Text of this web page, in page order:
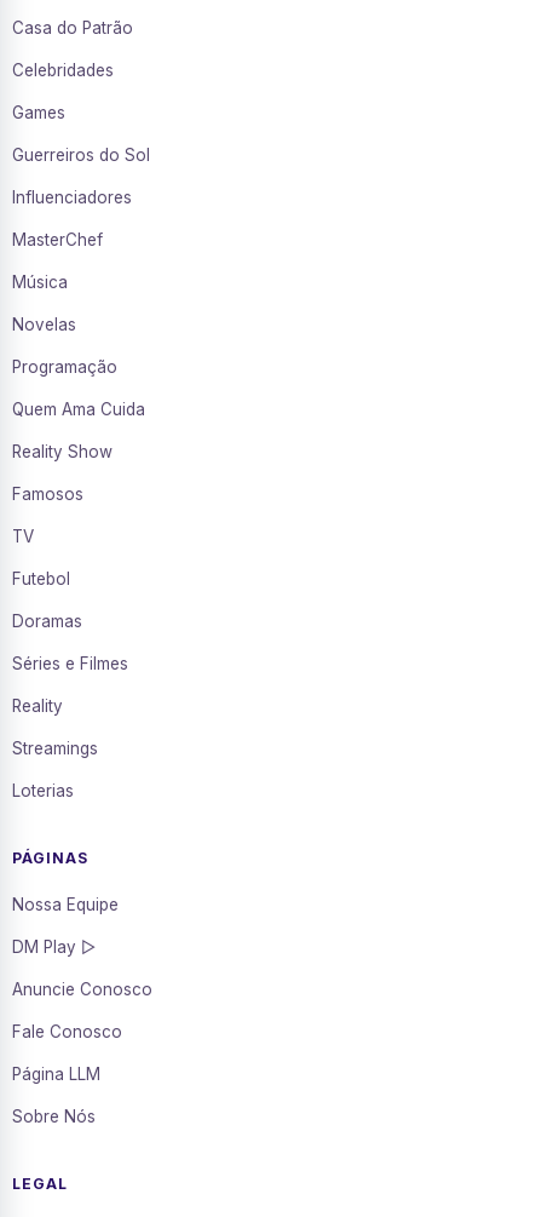
Casa do Patrão
Celebridades
Games
Guerreiros do Sol
Influenciadores
MasterChef
Música
Novelas
Programação
Quem Ama Cuida
Reality Show
Famosos
TV
Futebol
Doramas
Séries e Filmes
Reality
Streamings
Loterias
PÁGINAS
Nossa Equipe
DM Play ▷
Anuncie Conosco
Fale Conosco
Página LLM
Sobre Nós
LEGAL